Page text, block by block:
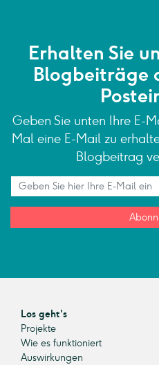
Erhalten Sie
Blogbeiträge
Geben Sie unten Ihre E-
Mal eine E-Mail zu
Blogbeitrag
Los geht's
Projekte
Wie es funktioniert
Auswirkungen